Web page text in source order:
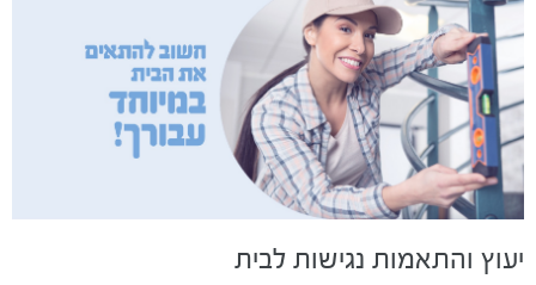
יעוץ והתאמות נגישות לבית